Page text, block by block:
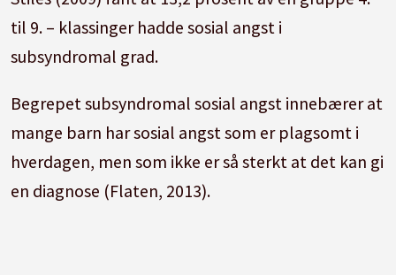
til 9. – klassinger hadde sosial angst i
subsyndromal grad.
Begrepet subsyndromal sosial angst innebærer at
mange barn har sosial angst som er plagsomt i
hverdagen, men som ikke er så sterkt at det kan gi
en diagnose (Flaten, 2013).